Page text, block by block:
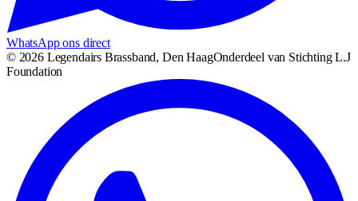
WhatsApp ons direct
© 2026Legendairs Brassband, Den HaagOnderdeel van Stichting L.J
Foundation